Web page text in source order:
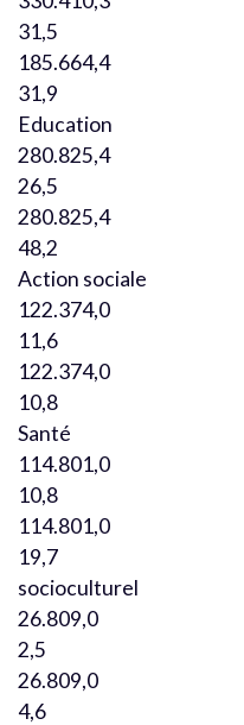
31,5
185.664,4
31,9
Education
280.825,4
26,5
280.825,4
48,2
Action sociale
122.374,0
11,6
122.374,0
10,8
Santé
114.801,0
10,8
114.801,0
19,7
socioculturel
26.809,0
2,5
26.809,0
4,6